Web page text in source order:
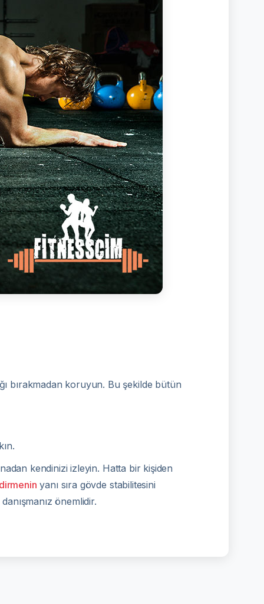
bırakmadan koruyun. Bu şekilde bütün
kendinizi izleyin. Hatta bir kişiden
yanı sıra gövde stabilitesini
önemlidir.